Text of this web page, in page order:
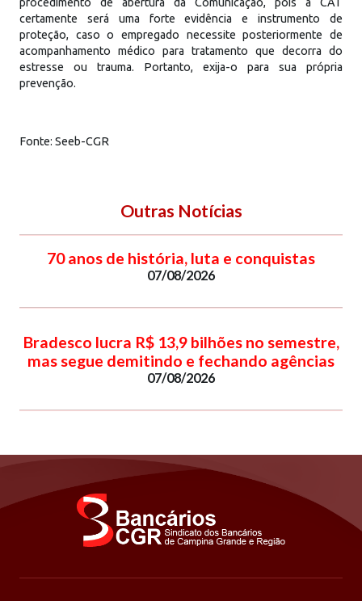
certamente será uma forte evidência e instrumento de
proteção, caso o empregado necessite posteriormente de
acompanhamento médico para tratamento que decorra do
estresse ou trauma. Portanto, exija-o para sua própria
prevenção.
Fonte: Seeb-CGR
Outras Notícias
70 anos de história, luta e conquistas
07/08/2026
Bradesco lucra R$ 13,9 bilhões no semestre,
mas segue demitindo e fechando agências
07/08/2026